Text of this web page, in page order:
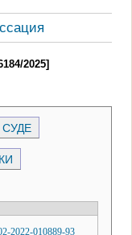
2025]
2022-010889-93